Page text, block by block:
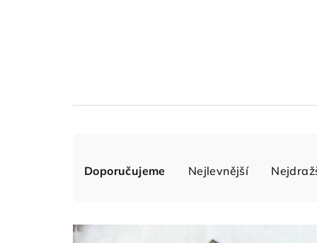
a
e
Doporučujeme Nejlevnější
V